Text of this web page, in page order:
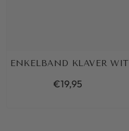
ENKELBAND KLAVER WIT
€19,95